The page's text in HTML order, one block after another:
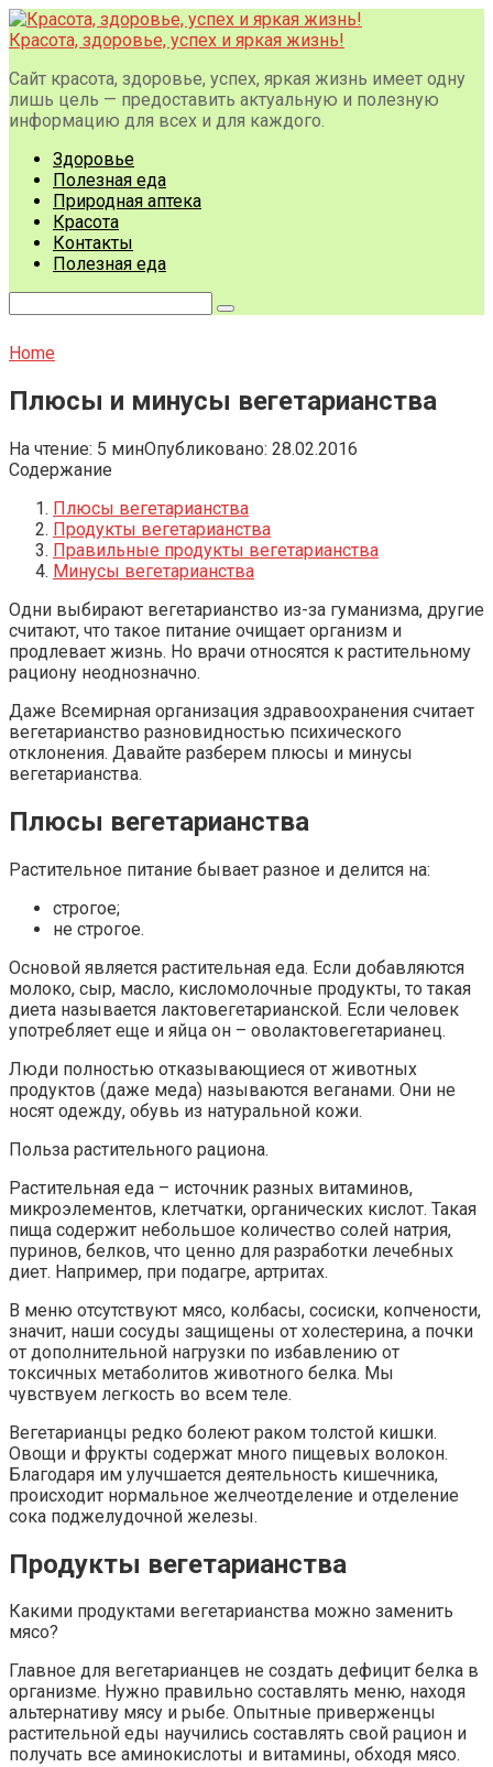
Перейти
к
Красота, здоровье, успех и яркая жизнь!
Сайт красота, здоровье, успех, яркая жизнь имеет одну
лишь цель — предоставить актуальную и полезную
информацию для всех и для каждого.
Здоровье
Полезная еда
Природная аптека
Красота
Контакты
Полезная еда
Home
Плюсы и минусы вегетарианства
На чтение: 5 минОпубликовано: 28.02.2016
Содержание
Плюсы вегетарианства
Продукты вегетарианства
Правильные продукты вегетарианства
Минусы вегетарианства
Одни выбирают вегетарианство из-за гуманизма, другие
считают, что такое питание очищает организм и
продлевает жизнь. Но врачи относятся к растительному
рациону неоднозначно.
Даже Всемирная организация здравоохранения считает
вегетарианство разновидностью психического
отклонения. Давайте разберем плюсы и минусы
вегетарианства.
Плюсы вегетарианства
Растительное питание бывает разное и делится на:
строгое;
не строгое.
Основой является растительная еда. Если добавляются
молоко, сыр, масло, кисломолочные продукты, то такая
диета называется лактовегетарианской. Если человек
употребляет еще и яйца он – оволактовегетарианец.
Люди полностью отказывающиеся от животных
продуктов (даже меда) называются веганами. Они не
носят одежду, обувь из натуральной кожи.
Польза растительного рациона.
Растительная еда – источник разных витаминов,
микроэлементов, клетчатки, органических кислот. Такая
пища содержит небольшое количество солей натрия,
пуринов, белков, что ценно для разработки лечебных
диет. Например, при подагре, артритах.
В меню отсутствуют мясо, колбасы, сосиски, копчености,
значит, наши сосуды защищены от холестерина, а почки
от дополнительной нагрузки по избавлению от
токсичных метаболитов животного белка. Мы
чувствуем легкость во всем теле.
Вегетарианцы редко болеют раком толстой кишки.
Овощи и фрукты содержат много пищевых волокон.
Благодаря им улучшается деятельность кишечника,
происходит нормальное желчеотделение и отделение
сока поджелудочной железы.
Продукты вегетарианства
Какими продуктами вегетарианства можно заменить
мясо?
Главное для вегетарианцев не создать дефицит белка в
организме. Нужно правильно составлять меню, находя
альтернативу мясу и рыбе. Опытные приверженцы
растительной еды научились составлять свой рацион и
получать все аминокислоты и витамины, обходя мясо.